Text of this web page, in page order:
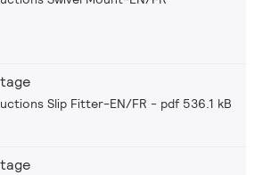
Slip Fitter-EN/FR pdf 536.1 kB